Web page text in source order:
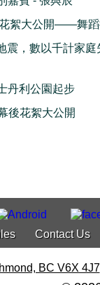
絮大公開——舞
震，數以千計家
丹利公園起步
後花絮大公開
Contact Us
BC V6X 4J7